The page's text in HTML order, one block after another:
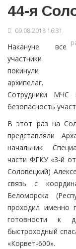
44-я
09.08.2018 16:31
Накануне все
участники
покинули
архипелаг.
Сотрудники МЧС
безопасность
В этот раз на
представляли
начальник
части ФГКУ «3-й
Соловецкий)
связь с
Беломорска
проходил именно
готовности к
быстроходный
«Корвет-600».